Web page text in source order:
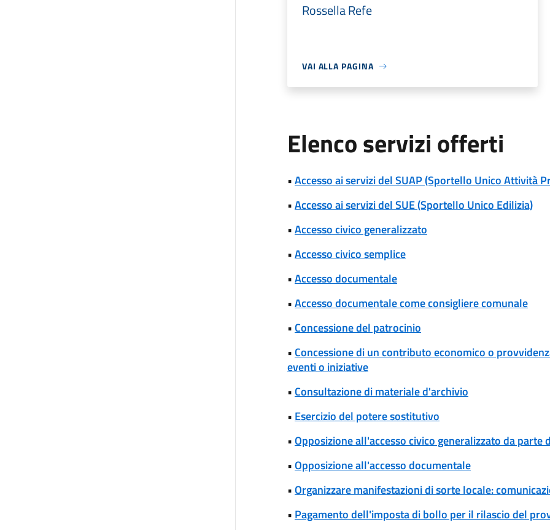
Rossella Refe
VAI ALLA PAGINA
Elenco servizi offerti
•Accesso ai servizi del SUAP (Sportello Unico Attività
•Accesso ai servizi del SUE (Sportello Unico Edilizia)
•Accesso civico generalizzato
•Accesso civico semplice
•Accesso documentale
•Accesso documentale come consigliere comunale
• Concessione del patrocinio
• Concessione di un contributo economico o
eventi o iniziative
• Consultazione di materiale d'archivio
• Esercizio del potere sostitutivo
•Opposizione all'accesso civico generalizzato da parte
•Opposizione all'accesso documentale
•Organizzare manifestazioni di sorte locale:
• Pagamento dell'imposta di bollo per il rilascio del